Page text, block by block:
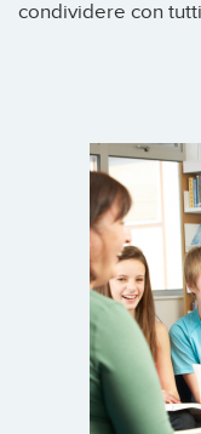
condividere con